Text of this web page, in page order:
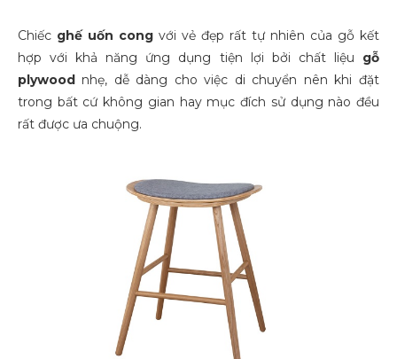
Chiếc ghế uốn cong với vẻ đẹp rất tự nhiên của gỗ kết
hợp với khả năng ứng dụng tiện lợi bởi chất liệu gỗ
plywood nhẹ, dễ dàng cho việc di chuyển nên khi đặt
trong bất cứ không gian hay mục đích sử dụng nào đều
rất được ưa chuộng.